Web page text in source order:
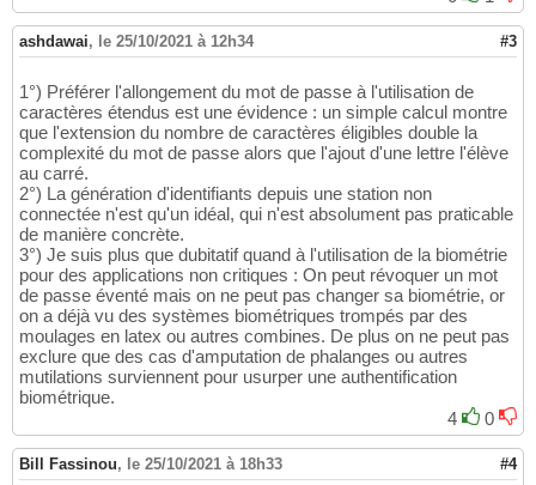
ashdawai, le 25/10/2021 à 12h34 #3
1°) Préférer l'allongement du mot de passe à l'utilisation de
caractères étendus est une évidence : un simple calcul montre
que l'extension du nombre de caractères éligibles double la
complexité du mot de passe alors que l'ajout d'une lettre l'élève
au carré.
2°) La génération d'identifiants depuis une station non
connectée n'est qu'un idéal, qui n'est absolument pas praticable
de manière concrète.
3°) Je suis plus que dubitatif quand à l'utilisation de la biométrie
pour des applications non critiques : On peut révoquer un mot
de passe éventé mais on ne peut pas changer sa biométrie, or
on a déjà vu des systèmes biométriques trompés par des
moulages en latex ou autres combines. De plus on ne peut pas
exclure que des cas d'amputation de phalanges ou autres
mutilations surviennent pour usurper une authentification
biométrique.
4
0
Bill Fassinou, le 25/10/2021 à 18h33 #4